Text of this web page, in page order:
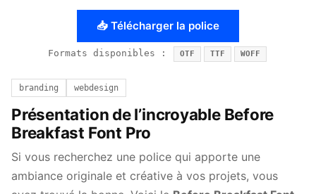
📥 Télécharger la police
Formats disponibles : OTF TTF WOFF
branding webdesign
Présentation de l’incroyable Before
Breakfast Font Pro
Si vous recherchez une police qui apporte une
ambiance originale et créative à vos projets, vous